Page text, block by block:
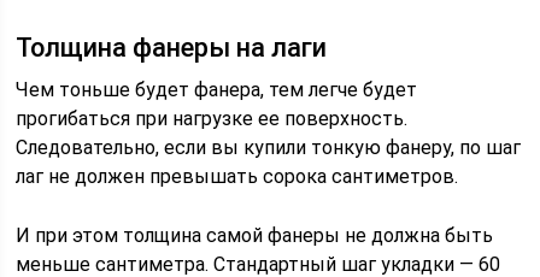
Толщина фанеры на лаги
Чем тоньше будет фанера, тем легче будет
прогибаться при нагрузке ее поверхность.
Следовательно, если вы купили тонкую фанеру, по шаг
лаг не должен превышать сорока сантиметров.
И при этом толщина самой фанеры не должна быть
меньше сантиметра. Стандартный шаг укладки — 60